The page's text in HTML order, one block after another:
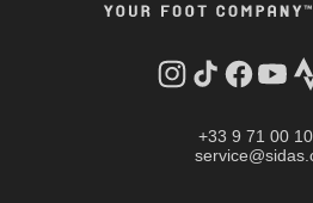
Instagram
tiktokfacebook
+33 9 71 00